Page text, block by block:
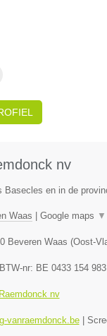
nv
Basecles en in de
Waas Google maps ▼
Beveren Waas (Oost-
nr: BE 0433 154 983
nv
vanraemdonck.be|